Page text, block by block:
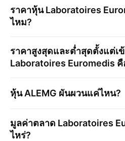
ราคาหุ้นLaboratoires
ไหม?
ราคาสูงสุดและต่ำสุดตั้งแต่เ
Laboratoires Euromedis คื
หุ้นALEMG ผันผวนแค่ไหน?
มูลค่าตลาด Laboratoires
ไหร่?